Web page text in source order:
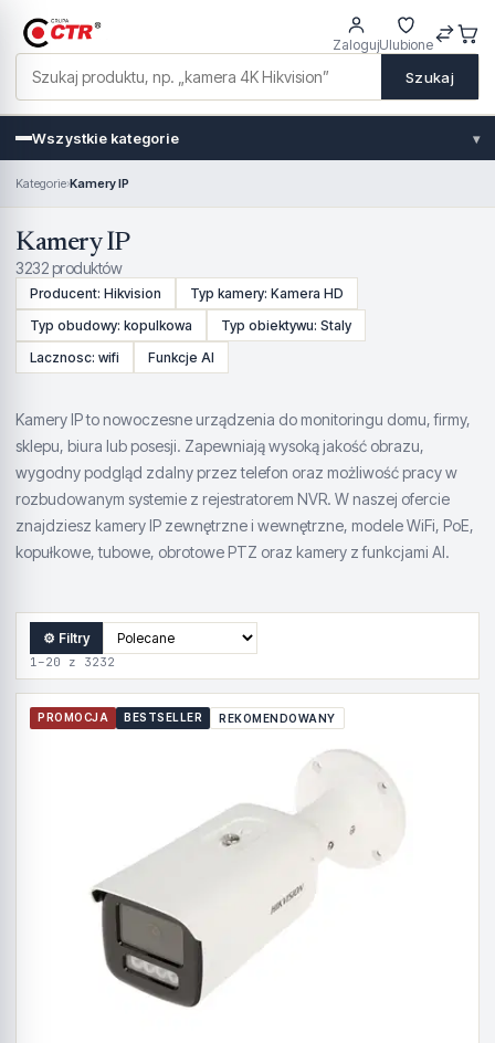
Szukaj
ZalogujUlubione
Wszystkie kategorie ▾
Kategorie›Kamery IP
Kamery IP
3232 produktów
Producent: Hikvision
Typ kamery: Kamera HD
Typ obudowy: kopulkowa
Typ obiektywu: Staly
Lacznosc: wifi
Funkcje AI
Kamery IP to nowoczesne urządzenia do monitoringu domu, firmy,
sklepu, biura lub posesji. Zapewniają wysoką jakość obrazu,
wygodny podgląd zdalny przez telefon oraz możliwość pracy w
rozbudowanym systemie z rejestratorem NVR. W naszej ofercie
znajdziesz kamery IP zewnętrzne i wewnętrzne, modele WiFi, PoE,
kopułkowe, tubowe, obrotowe PTZ oraz kamery z funkcjami AI.
⚙ Filtry
1–20 z 3232
PROMOCJA BESTSELLER REKOMENDOWANY